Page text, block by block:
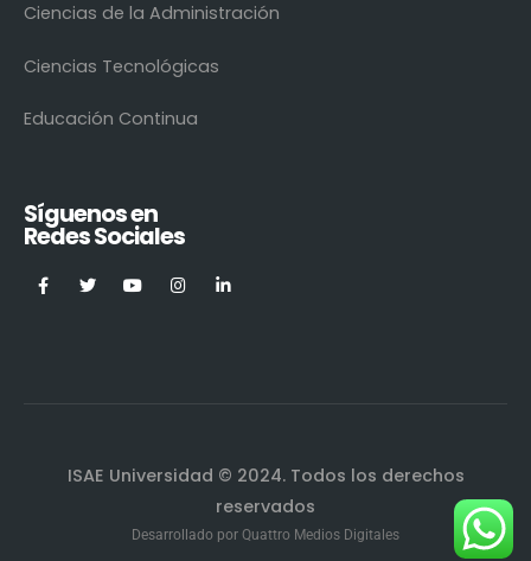
Ciencias de la Administración
Ciencias Tecnológicas
Educación Continua
Síguenos en
Redes Sociales
ISAE Universidad © 2024. Todos los derechos
reservados
Desarrollado por Quattro Medios Digitales